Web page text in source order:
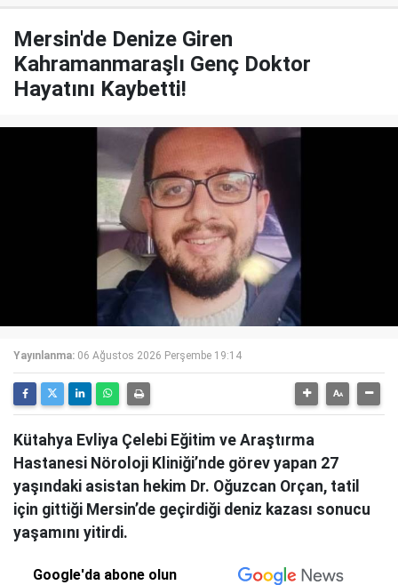
Mersin'de Denize Giren
Kahramanmaraşlı Genç Doktor
Hayatını Kaybetti!
Yayınlanma: 06 Ağustos 2026 Perşembe 19:14
Kütahya Evliya Çelebi Eğitim ve Araştırma
Hastanesi Nöroloji Kliniği’nde görev yapan 27
yaşındaki asistan hekim Dr. Oğuzcan Orçan, tatil
için gittiği Mersin’de geçirdiği deniz kazası sonucu
yaşamını yitirdi.
Google'da abone olun